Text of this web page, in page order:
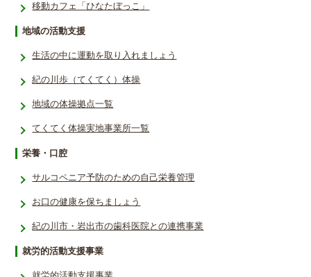
移動カフェ「ひなたぼっこ」
地域の活動支援
生活の中に運動を取り入れましょう
紀の川歩（てくてく）体操
地域の体操拠点一覧
てくてく体操実地事業所一覧
栄養・口腔
サルコペニア予防のための自己栄養管理
お口の健康を保ちましょう
紀の川市・岩出市の歯科医院との連携事業
就労的活動支援事業